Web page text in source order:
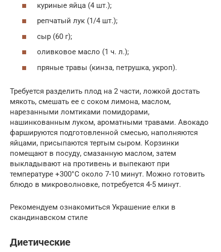
куриные яйца (4 шт.);
репчатый лук (1/4 шт.);
сыр (60 г);
оливковое масло (1 ч. л.);
пряные травы (кинза, петрушка, укроп).
Требуется разделить плод на 2 части, ложкой достать
мякоть, смешать ее с соком лимона, маслом,
нарезанными ломтиками помидорами,
нашинкованным луком, ароматными травами. Авокадо
фаршируются подготовленной смесью, наполняются
яйцами, присыпаются тертым сыром. Корзинки
помещают в посуду, смазанную маслом, затем
выкладывают на противень и выпекают при
температуре +300°С около 7-10 минут. Можно готовить
блюдо в микроволновке, потребуется 4-5 минут.
Рекомендуем ознакомиться Украшение елки в
скандинавском стиле
Диетические